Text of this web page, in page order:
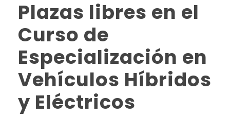
Plazas libres en el
Curso de
Especialización en
Vehículos Híbridos
y Eléctricos